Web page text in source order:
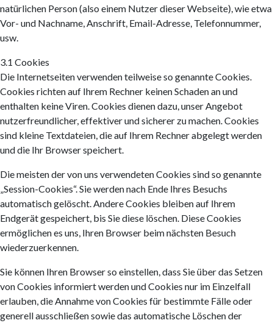
natürlichen Person (also einem Nutzer dieser Webseite), wie etwa
Vor- und Nachname, Anschrift, Email-Adresse, Telefonnummer,
usw.
3.1 Cookies
Die Internetseiten verwenden teilweise so genannte Cookies.
Cookies richten auf Ihrem Rechner keinen Schaden an und
enthalten keine Viren. Cookies dienen dazu, unser Angebot
nutzerfreundlicher, effektiver und sicherer zu machen. Cookies
sind kleine Textdateien, die auf Ihrem Rechner abgelegt werden
und die Ihr Browser speichert.
Die meisten der von uns verwendeten Cookies sind so genannte
„Session-Cookies“. Sie werden nach Ende Ihres Besuchs
automatisch gelöscht. Andere Cookies bleiben auf Ihrem
Endgerät gespeichert, bis Sie diese löschen. Diese Cookies
ermöglichen es uns, Ihren Browser beim nächsten Besuch
wiederzuerkennen.
Sie können Ihren Browser so einstellen, dass Sie über das Setzen
von Cookies informiert werden und Cookies nur im Einzelfall
erlauben, die Annahme von Cookies für bestimmte Fälle oder
generell ausschließen sowie das automatische Löschen der